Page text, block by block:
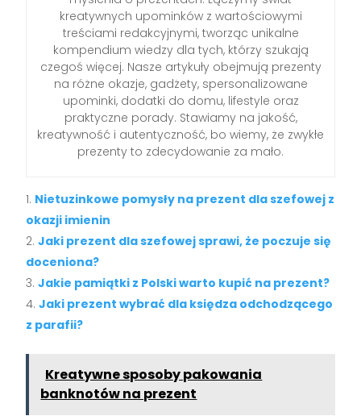
kreatywnych upominków z wartościowymi
treściami redakcyjnymi, tworząc unikalne
kompendium wiedzy dla tych, którzy szukają
czegoś więcej. Nasze artykuły obejmują prezenty
na różne okazje, gadżety, spersonalizowane
upominki, dodatki do domu, lifestyle oraz
praktyczne porady. Stawiamy na jakość,
kreatywność i autentyczność, bo wiemy, że zwykłe
prezenty to zdecydowanie za mało.
Nietuzinkowe pomysły na prezent dla szefowej z
okazji imienin
Jaki prezent dla szefowej sprawi, że poczuje się
doceniona?
Jakie pamiątki z Polski warto kupić na prezent?
Jaki prezent wybrać dla księdza odchodzącego
z parafii?
Kreatywne sposoby pakowania
banknotów na prezent